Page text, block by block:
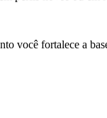
você fortalece a